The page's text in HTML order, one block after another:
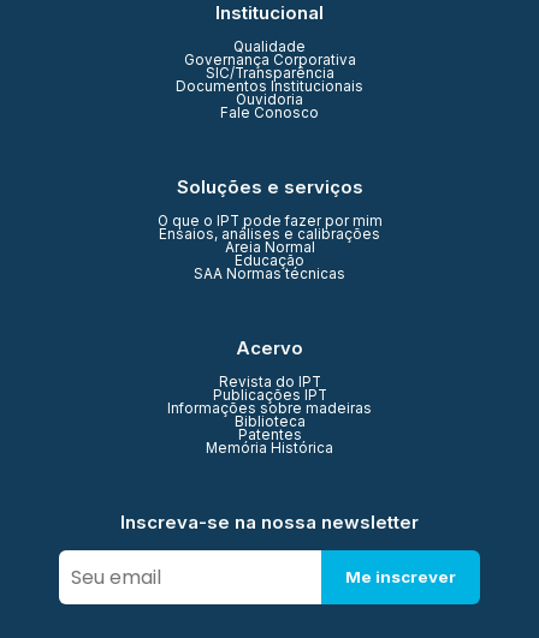
Institucional
Qualidade
Governança Corporativa
SIC/Transparência
Documentos Institucionais
Ouvidoria
Fale Conosco
Soluções e serviços
O que o IPT pode fazer por mim
Ensaios, análises e calibrações
Areia Normal
Educação
SAA Normas técnicas
Acervo
Revista do IPT
Publicações IPT
Informações sobre madeiras
Biblioteca
Patentes
Memória Histórica
Inscreva-se na nossa newsletter
Me inscrever